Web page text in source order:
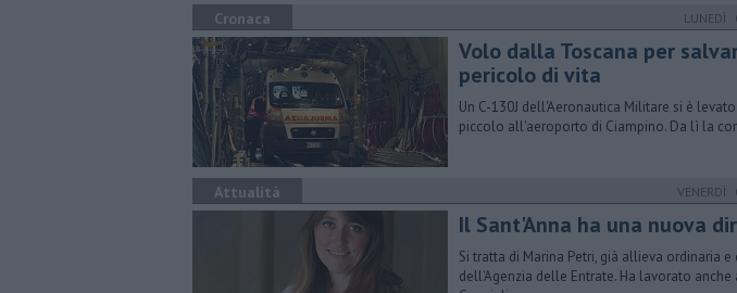
Cronaca LUNEDÌ
Volo dalla Toscana per
pericolo di vita
Un C-130J dell'Aeronautica Militare si è
piccolo all'aeroporto di Ciampino. Da lì la
Attualità VENERDÌ
Il Sant'Anna ha una nuova
Si tratta di Marina Petri, già allieva ordinaria
dell'Agenzia delle Entrate. Ha lavorato anche